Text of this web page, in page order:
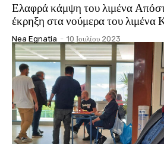
Ελαφρά κάμψη του λιμένα
έκρηξη στα νούμερα του λιμένα
Nea Egnatia - 10 Ιουλίου 2023